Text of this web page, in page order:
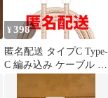
¥ 398
匿名配送 タイプC Type-
C 編み込み ケーブル ナ